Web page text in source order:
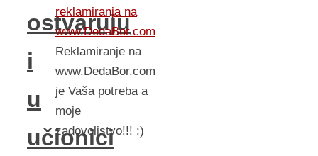
ostvaruju
i
u
učionici
reklamiranja na
www.DedaBor.com
Reklamiranje na
www.DedaBor.com
je Vaša potreba a
moje
zadovoljstvo!!! :)